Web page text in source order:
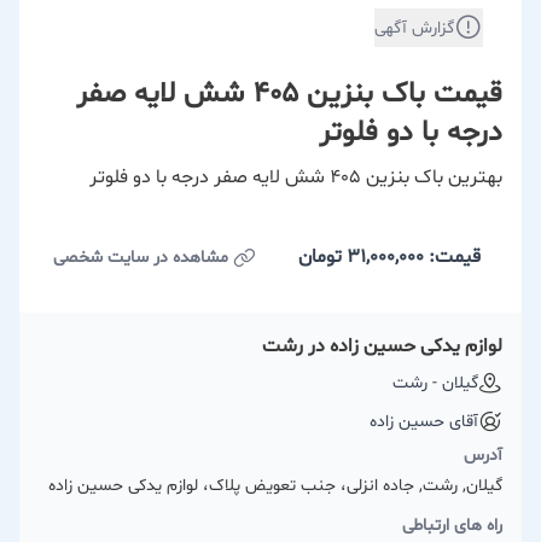
گزارش آگهی
قیمت باک بنزین 405 شش لایه صفر
درجه با دو فلوتر
بهترین باک بنزین 405 شش لایه صفر درجه با دو فلوتر
قیمت: 31,000,000 تومان مشاهده در سایت شخصی
لوازم یدکی حسین زاده در رشت
گیلان - رشت
آقای حسین زاده
آدرس
گیلان, رشت, جاده انزلی، جنب تعویض پلاک، لوازم یدکی حسین زاده
راه های ارتباطی